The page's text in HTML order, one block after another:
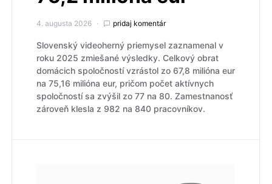
4. augusta 2026 pridaj komentár
Slovenský videoherný priemysel zaznamenal v
roku 2025 zmiešané výsledky. Celkový obrat
domácich spoločností vzrástol zo 67,8 milióna eur
na 75,16 milióna eur, pričom počet aktívnych
spoločností sa zvýšil zo 77 na 80. Zamestnanosť
zároveň klesla z 982 na 840 pracovníkov.